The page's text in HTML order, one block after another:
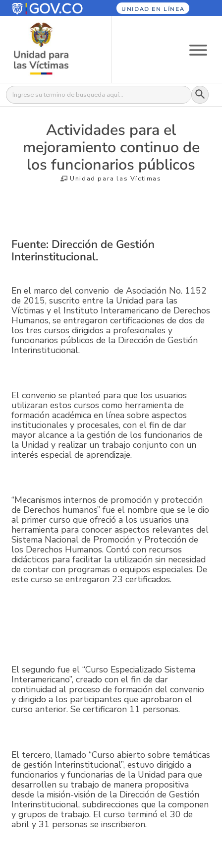
UNIDAD EN LÍNEA
Buscar: Botón
Actividades para el
mejoramiento continuo de
los funcionarios públicos
Unidad para las Víctimas
Fuente: Dirección de Gestión
Interinstitucional.
En el marco del convenio de Asociación No. 1152
de 2015, suscrito entre la Unidad para las
Víctimas y el Instituto Interamericano de Derechos
Humanos, se entregaron certificaciones de dos de
los tres cursos dirigidos a profesionales y
funcionarios públicos de la Dirección de Gestión
Interinstitucional.
El convenio se planteó para que los usuarios
utilizaran estos cursos como herramienta de
formación académica en línea sobre aspectos
institucionales y procesales, con el fin de dar
mayor alcance a la gestión de los funcionarios de
la Unidad y realizar un trabajo conjunto con un
interés especial de aprendizaje.
“Mecanismos internos de promoción y protección
de Derechos humanos” fue el nombre que se le dio
al primer curso que ofreció a los usuarios una
herramienta para conocer aspectos relevantes del
Sistema Nacional de Promoción y Protección de
los Derechos Humanos. Contó con recursos
didácticos para facilitar la utilización sin necesidad
de contar con programas o equipos especiales. De
este curso se entregaron 23 certificados.
El segundo fue el “Curso Especializado Sistema
Interamericano”, creado con el fin de dar
continuidad al proceso de formación del convenio
y dirigido a los participantes que aprobaron el
curso anterior. Se certificaron 11 personas.
El tercero, llamado “Curso abierto sobre temáticas
de gestión Interinstitucional”, estuvo dirigido a
funcionarios y funcionarias de la Unidad para que
desarrollen su trabajo de manera propositiva
desde la misión-visión de la Dirección de Gestión
Interinstitucional, subdirecciones que la componen
y grupos de trabajo. El curso terminó el 30 de
abril y 31 personas se inscribieron.